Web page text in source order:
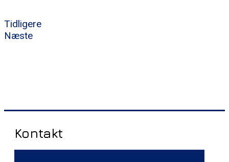
Tidligere
Næste
Kontakt